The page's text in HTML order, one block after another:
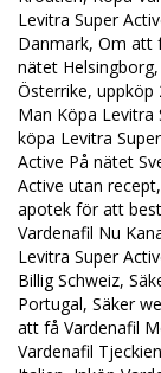
Levitra Super
Danmark, Om att
nätet
Österrike, uppköp
Man Köpa
köpa Levitra
Active På nätet
Active utan
apotek för att
Vardenafil Nu
Levitra Super
Billig Schweiz,
Portugal, Säker
att få Vardenafil
Vardenafil